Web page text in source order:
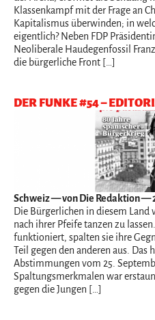
Klassenkampf mit der Frage an
Kapitalismus überwinden; in
eigentlich? Neben FDP
Neoliberale Haudegenfossil
die bürgerliche Front […]
DER FUNKE #54 –
Schweiz— von Die Redaktion —
Die Bürgerlichen in diesem Land
nach ihrer Pfeife tanzen zu
funktioniert, spalten sie ihre
Teil gegen den anderen aus. Das
Abstimmungen vom 25.
Spaltungsmerkmalen war
gegen die Jungen […]